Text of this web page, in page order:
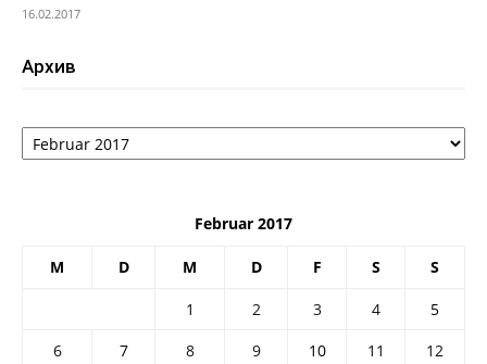
16.02.2017
Архив
Архив
Februar 2017
M D M D F S S
1 2 3 4
5
6
7 8 9 10 11
12